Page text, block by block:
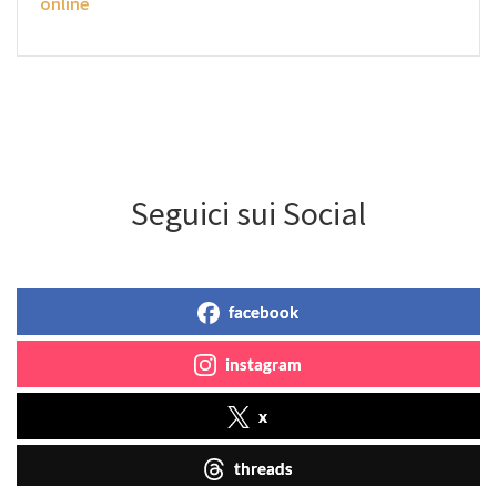
Seguici sui Social
facebook
instagram
x
threads